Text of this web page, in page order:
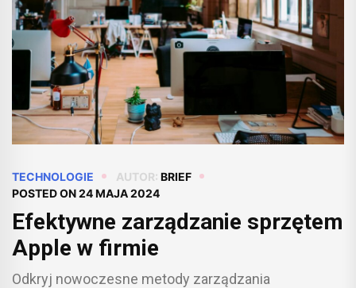
TECHNOLOGIE AUTOR: BRIEF
POSTED ON24 MAJA 2024
Efektywne zarządzanie sprzętem
Apple w firmie
Odkryj nowoczesne metody zarządzania